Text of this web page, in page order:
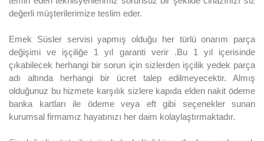
değerli müşterilerimize teslim eder.
Emek Süsler servisi yapmış olduğu her türlü onarım parça
değişimi ve işçiliğe 1 yıl garanti verir .Bu 1 yıl içerisinde
çıkabilecek herhangi bir sorun için sizlerden işçilik yedek parça
adı altında herhangi bir ücret talep edilmeyecektir. Almış
olduğunuz bu hizmete karşılık sizlere kapıda elden nakit ödeme
banka kartları ile ödeme veya eft gibi seçenekler sunan
kurumsal firmamız hayatınızı her daim kolaylaştırmaktadır.